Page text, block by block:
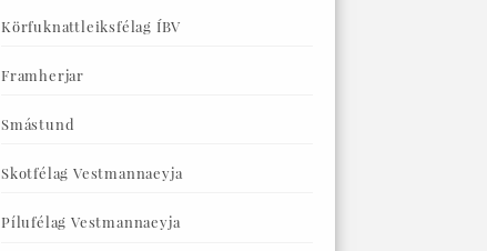
Körfuknattleiksfélag ÍBV
Framherjar
Smástund
Skotfélag Vestmannaeyja
Pílufélag Vestmannaeyja